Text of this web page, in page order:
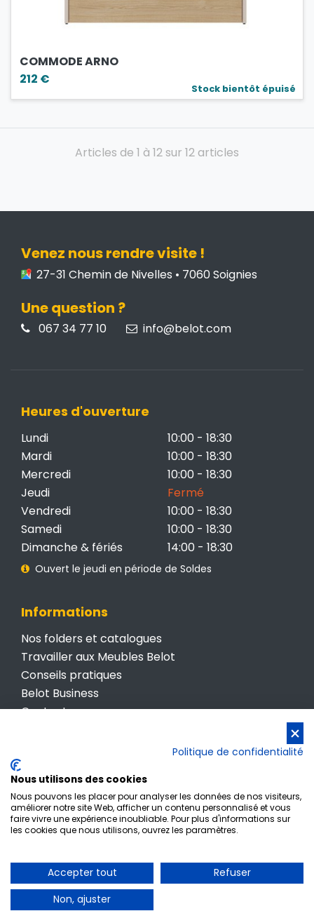
COMMODE ARNO
212 €
Stock bientôt épuisé
Articles de 1 à 12 sur 12 articles
Venez nous rendre visite !
27-31 Chemin de Nivelles • 7060 Soignies
Une question ?
067 34 77 10 info@belot.com
Heures d'ouverture
Lundi
10:00 - 18:30
Mardi
10:00 - 18:30
Mercredi
10:00 - 18:30
Jeudi
Fermé
Vendredi
10:00 - 18:30
Samedi
10:00 - 18:30
Dimanche & fériés
14:00 - 18:30
Ouvert le jeudi en période de Soldes
Informations
Nos folders et catalogues
Travailler aux Meubles Belot
Conseils pratiques
Belot Business
Contactez-nous
© Meubles Belot • TVA BE 0412 512 987
Powered bywww.meaweb.tech • Agence de
Politique de confidentialité
Nous utilisons des cookies
Nous pouvons les placer pour analyser les données de nos visiteurs,
améliorer notre site Web, afficher un contenu personnalisé et vous
faire vivre une expérience inoubliable. Pour plus d'informations sur
les cookies que nous utilisons, ouvrez les paramètres.
Accepter tout
Refuser
Non, ajuster